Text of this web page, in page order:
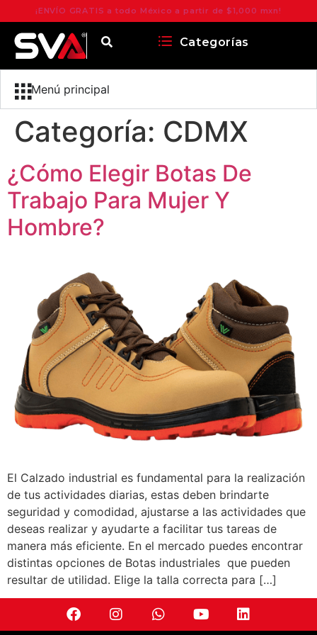
¡ENVÍO GRATIS a todo México a partir de $1,000 mxn!
Categorías
Menú principal
Categoría: CDMX
¿Cómo Elegir Botas De
Trabajo Para Mujer Y
Hombre?
El Calzado industrial es fundamental para la realización
de tus actividades diarias, estas deben brindarte
seguridad y comodidad, ajustarse a las actividades que
deseas realizar y ayudarte a facilitar tus tareas de
manera más eficiente. En el mercado puedes encontrar
distintas opciones de Botas industriales que pueden
resultar de utilidad. Elige la talla correcta para […]